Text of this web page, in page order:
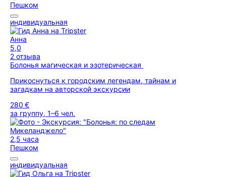
Пешком
индивидуальная
Анна
5,0
2 отзыва
Болонья магическая и эзотерическая
Прикоснуться к городским легендам, тайнам и
загадкам на авторской экскурсии
280 €
за группу, 1–6 чел.
2,5 часа
Пешком
индивидуальная